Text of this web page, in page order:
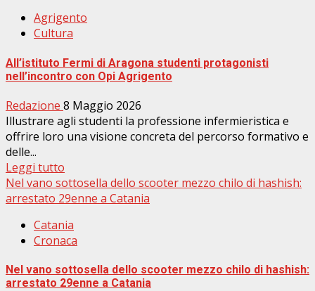
Agrigento
Cultura
All’istituto Fermi di Aragona studenti protagonisti
nell’incontro con Opi Agrigento
Redazione 8 Maggio 2026
Illustrare agli studenti la professione infermieristica e
offrire loro una visione concreta del percorso formativo e
delle...
Leggi tutto
Nel vano sottosella dello scooter mezzo chilo di hashish:
arrestato 29enne a Catania
Catania
Cronaca
Nel vano sottosella dello scooter mezzo chilo di hashish:
arrestato 29enne a Catania